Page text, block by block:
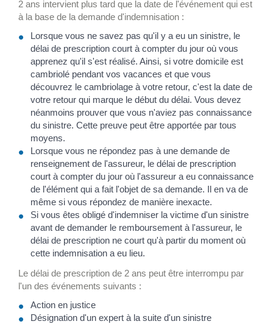
2 ans intervient plus tard que la date de l'événement qui est
à la base de la demande d'indemnisation :
Lorsque vous ne savez pas qu'il y a eu un sinistre, le
délai de prescription court à compter du jour où vous
apprenez qu'il s'est réalisé. Ainsi, si votre domicile est
cambriolé pendant vos vacances et que vous
découvrez le cambriolage à votre retour, c'est la date de
votre retour qui marque le début du délai. Vous devez
néanmoins prouver que vous n'aviez pas connaissance
du sinistre. Cette preuve peut être apportée par tous
moyens.
Lorsque vous ne répondez pas à une demande de
renseignement de l'assureur, le délai de prescription
court à compter du jour où l'assureur a eu connaissance
de l'élément qui a fait l'objet de sa demande. Il en va de
même si vous répondez de manière inexacte.
Si vous êtes obligé d'indemniser la victime d'un sinistre
avant de demander le remboursement à l'assureur, le
délai de prescription ne court qu'à partir du moment où
cette indemnisation a eu lieu.
Le délai de prescription de 2 ans peut être interrompu par
l'un des événements suivants :
Action en justice
Désignation d'un expert à la suite d'un sinistre